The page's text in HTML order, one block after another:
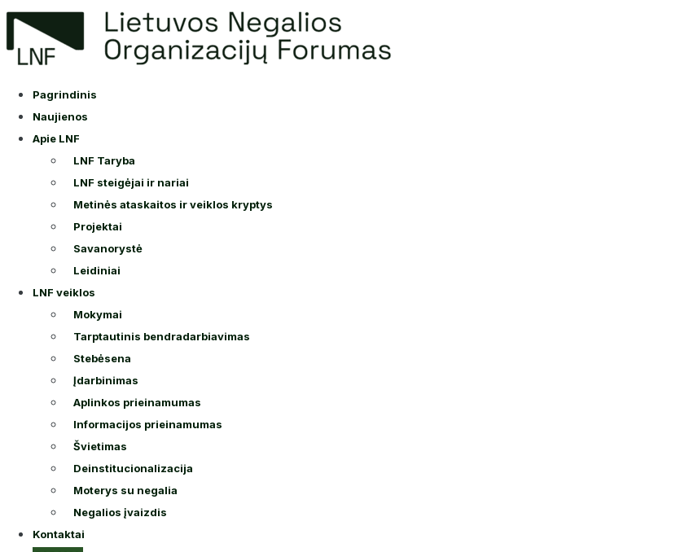
Eiti
turinio
Pagrindinis
Naujienos
Apie LNF
LNF Taryba
LNF steigėjai ir nariai
Metinės ataskaitos ir veiklos kryptys
Projektai
Savanorystė
Leidiniai
LNF veiklos
Mokymai
Tarptautinis bendradarbiavimas
Stebėsena
Įdarbinimas
Aplinkos prieinamumas
Informacijos prieinamumas
Švietimas
Deinstitucionalizacija
Moterys su negalia
Negalios įvaizdis
Kontaktai